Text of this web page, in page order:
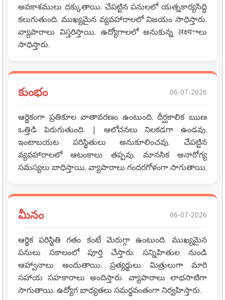
అవకాశములు దక్కుతాయి. చేపట్టిన పనులలో యత్నకార్యసిద్ధి
కలుగుతుంది. ముఖ్యమైన వ్యవహారాలలో విజయం సాధిస్తారు.
వ్యాపారాలు విస్తరిస్తాయి. ఉద్యోగాలలో అనుకున్న लक्ष्यాలు
సాధిస్తారు.
కుంభం 06-07-2026
ఆర్థికంగా ప్రతికూల వాతావరణం ఉంటుంది. దీర్ఘకాలిక ఋణ
ఒత్తిడి పెరుగుతుంది. | ఆలోచనలు నిలకడగా ఉండవు.
ఇంటాబయట పరిస్థితులు అనుకూలించవు. చేపట్టిన
వ్యవహారాలలో ఆటంకాలు తప్పవు. మానసిక అనారోగ్య
సమస్యలు బాధిస్తాయి. వ్యాపారాలు గందరగోళంగా సాగుతాయి.
మీనం 06-07-2026
ఆర్థిక పరిస్థితి గతం కంటే మెరుగ్గా ఉంటుంది. ముఖ్యమైన
పనులు సకాలంలో పూర్తి చేస్తారు. సన్నిహితుల నుండి
ఆహ్వానాలు అందుతాయి. ప్రత్యర్థులు మిత్రులుగా మారి
సహాయ సహకారాలు అందిస్తారు. వ్యాపారాలు లాభసాటిగా
సాగుతాయి. ఉద్యోగ బాధ్యతలు సమర్థవంతంగా నిర్వహిస్తారు.